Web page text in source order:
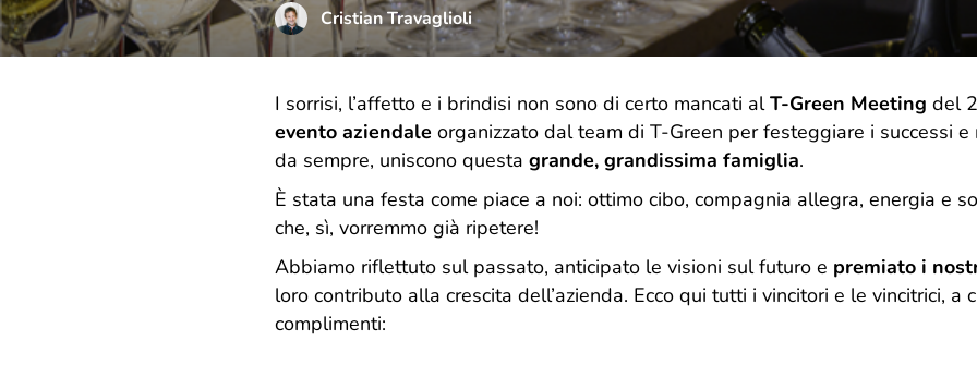
Cristian Travaglioli
I sorrisi, l’affetto e i brindisi non sono di certo mancati alT-Green Meeting del
evento aziendale organizzato dal team di T-Green per festeggiare i successi
da sempre, uniscono questa grande, grandissima famiglia.
È stata una festa come piace a noi: ottimo cibo, compagnia allegra, energia e
che, sì, vorremmo già ripetere!
Abbiamo riflettuto sul passato, anticipato le visioni sul futuro e premiato i
loro contributo alla crescita dell’azienda. Ecco qui tutti i vincitori e le vincitrici, a
complimenti:
grande famiglia. E da oggi, come regalo,
desideriamo indossare un nuovo abito. La nuova
veste grafica vuole essere un gesto di cura e
Green, ma sempre con uno sguardo rivolto a dove
tutto è iniziato.